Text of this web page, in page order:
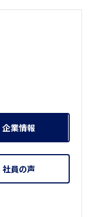
企業情報
社員の声